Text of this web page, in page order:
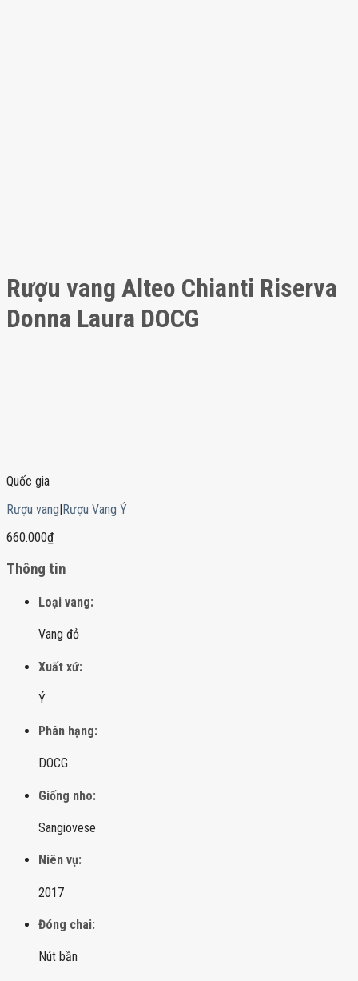
Rượu vang Alteo Chianti Riserva
Donna Laura DOCG
Quốc gia
Rượu vang|Rượu Vang Ý
660.000₫
Thông tin
Loại vang:
Vang đỏ
Xuất xứ:
Ý
Phân hạng:
DOCG
Giống nho:
Sangiovese
Niên vụ:
2017
Đóng chai:
Nút bần